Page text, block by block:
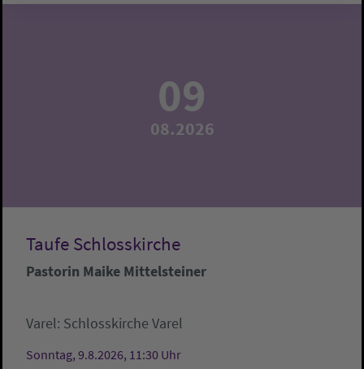
09
08.2026
Taufe Schlosskirche
Pastorin Maike Mittelsteiner
Varel: Schlosskirche Varel
Sonntag, 9.8.2026, 11:30 Uhr